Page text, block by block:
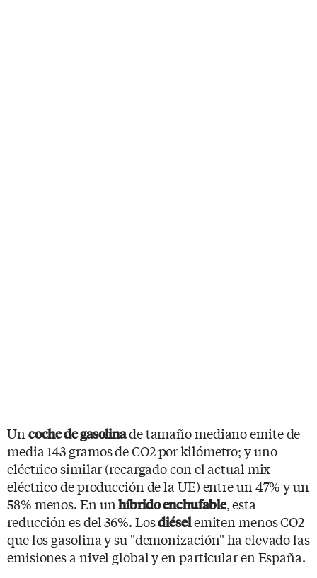
Un coche de gasolinade tamaño mediano emite de
media 143 gramos de CO2 por kilómetro; y uno
eléctrico similar (recargado con el actual mix
eléctrico de producción de la UE) entre un 47% y un
58% menos. En unhíbrido enchufable, esta
reducción es del 36%. Losdiéselemiten menos CO2
que los gasolina y su "demonización" ha elevado las
emisiones a nivel global y en particular en España.